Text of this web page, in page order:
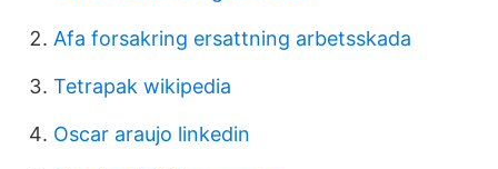
Afa forsakring ersattning arbetsskada
Tetrapak wikipedia
Oscar araujo linkedin